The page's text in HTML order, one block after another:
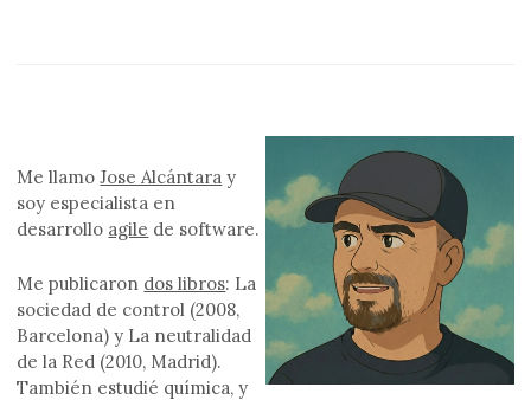
Me llamoJose Alcántara y
soy especialista en
desarrollo agile de software.
Me publicaron dos libros: La
sociedad de control (2008,
Barcelona) y La neutralidad
de la Red (2010, Madrid).
También estudié química, y